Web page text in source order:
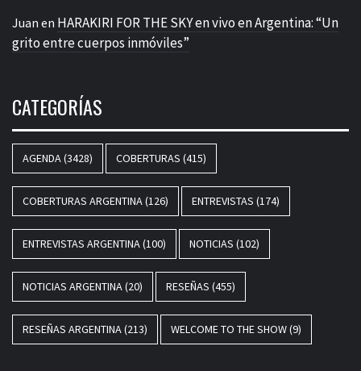
Juan en HARAKIRI FOR THE SKY en vivo en Argentina: “Un
grito entre cuerpos inmóviles”
CATEGORÍAS
AGENDA(3428) COBERTURAS (415)
COBERTURAS ARGENTINA(126) ENTREVISTAS (174)
ENTREVISTAS ARGENTINA(100) NOTICIAS (102)
NOTICIAS ARGENTINA(20) RESEÑAS (455)
RESEÑAS ARGENTINA(213) WELCOME TO THE SHOW(9)